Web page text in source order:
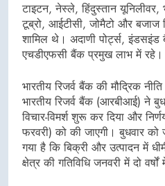
टाइटन, नेस्ले, हिंदुस्तान
टूब्रो, आईटीसी, जोमैटो और बजाज
शामिल थे। अदाणी पोर्ट्स, इंडसइंड
एचडीएफसी बैंक प्रमुख लाभ में रहे।
भारतीय रिजर्व बैंक की मौद्रिक
भारतीय रिजर्व बैंक (आरबीआई) ने
विचार-विमर्श शुरू कर दिया और
फरवरी) को की जाएगी। बुधवार को
गया है कि बिक्री और उत्पादन में
क्षेत्र की गतिविधि जनवरी में दो